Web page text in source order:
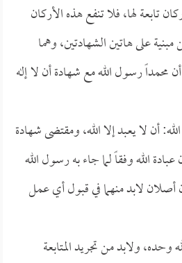
تابعة لها، فلا تنفع هذه الأركان
على هاتين الشهادتين، وهما
محمداً رسول الله مع شهادة أن لا إله
أن لا يعبد إلا الله، ومقتضى شهادة
الله وفقاً لما جاء به رسول الله
لابد منهما في قبول أي عمل
ولابد من تجريد المتابعة